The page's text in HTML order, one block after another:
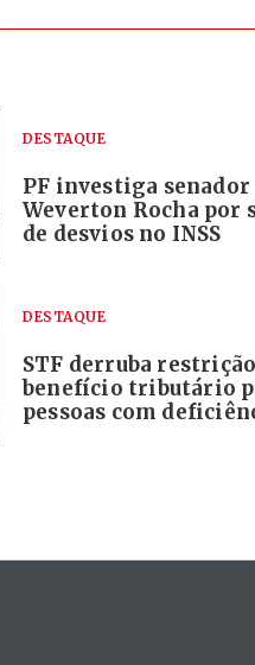
DESTAQUE
PF investiga senador
Weverton Rocha por
de desvios no INSS
DESTAQUE
STF derruba
benefício tributário
pessoas com